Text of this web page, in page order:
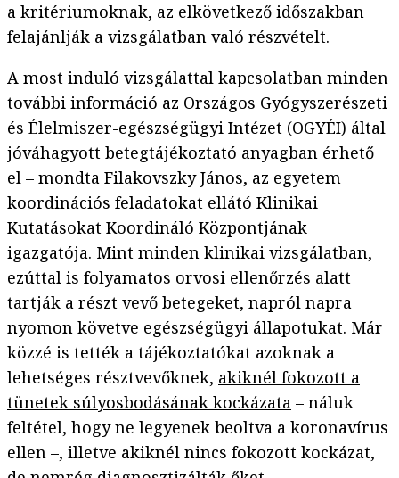
a kritériumoknak, az elkövetkező időszakban
felajánlják a vizsgálatban való részvételt.
A most induló vizsgálattal kapcsolatban minden
további információ az Országos Gyógyszerészeti
és Élelmiszer-egészségügyi Intézet (OGYÉI) által
jóváhagyott betegtájékoztató anyagban érhető
el – mondta Filakovszky János, az egyetem
koordinációs feladatokat ellátó Klinikai
Kutatásokat Koordináló Központjának
igazgatója. Mint minden klinikai vizsgálatban,
ezúttal is folyamatos orvosi ellenőrzés alatt
tartják a részt vevő betegeket, napról napra
nyomon követve egészségügyi állapotukat. Már
közzé is tették a tájékoztatókat azoknak a
lehetséges résztvevőknek, akiknél fokozott a
tünetek súlyosbodásának kockázata – náluk
feltétel, hogy ne legyenek beoltva a koronavírus
ellen –, illetve akiknél nincs fokozott kockázat,